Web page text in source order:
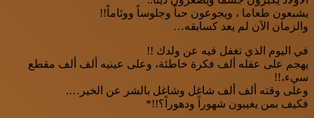
يشبعون طعاما ، ويجوعون حباً وجلوساً ووئاماً!!
والزمان الآن لم يعد كسابقه…
في اليوم الذي تغفل فيه عن ولدك !!
يهجم على عقله ألف فكرة خاطئة، وعلى عينيه ألف ألف مقطع
سيء،!!
وعلى وقته ألف ألف شاغل وشاغل بالشر عن الخير….
فكيف بمن يغيبون شهوراً ودهوراً؟!!*